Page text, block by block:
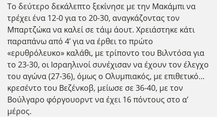
Το δεύτερο δεκάλεπτο ξεκίνησε με την Μακάμπι να
τρέχει ένα 12-0 για το 20-30, αναγκάζοντας τον
Μπαρτζώκα να καλεί σε τάιμ άουτ. Χρειάστηκε κάτι
παραπάνω από 4’ για να έρθει το πρώτο
«ερυθρόλευκο» καλάθι, με τρίποντο του Βιλντόσα για
το 23-30, οι Ισραηλινοί συνέχισαν να έχουν τον έλεγχο
του αγώνα (27-36), όμως ο Ολυμπιακός, με επιθετικό…
κρεσέντο του Βεζένκοβ, μείωσε σε 36-40, με τον
Βούλγαρο φόργουορντ να έχει 16 πόντους στο α’
μέρος.